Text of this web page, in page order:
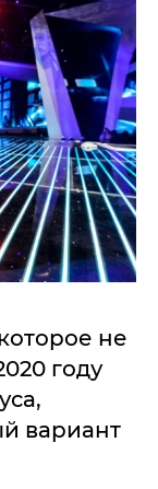
не
году
вариант